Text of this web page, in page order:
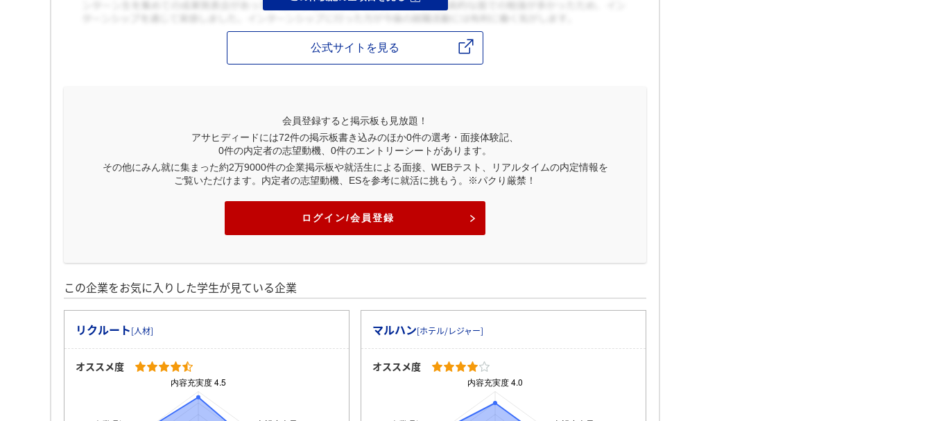
公式サイトを見る
会員登録すると掲示板も見放題！
アサヒディードには72件の掲示板書き込みのほか0件の選考・面接体験記、
0件の内定者の志望動機、 0件のエントリーシートがあります。
その他にみん就に集まった約2万9000件の企業掲示板や就活生による面接、WEBテスト、リアルタイムの内定情報を
ご覧いただけます。内定者の志望動機、ESを参考に就活に挑もう。※パクり厳禁！
ログイン/会員登録
この企業をお気に入りした学生が見ている企業
リクルート[人材]
オススメ度
マルハン[ホテル/レジャー]
オススメ度